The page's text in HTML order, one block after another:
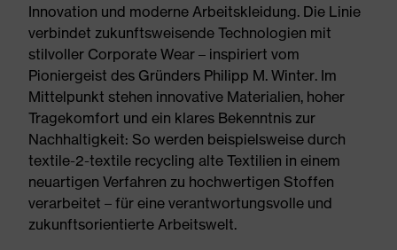
Innovation und moderne Arbeitskleidung. Die Linie
verbindet zukunftsweisende Technologien mit
stilvoller Corporate Wear – inspiriert vom
Pioniergeist des Gründers Philipp M. Winter. Im
Mittelpunkt stehen innovative Materialien, hoher
Tragekomfort und ein klares Bekenntnis zur
Nachhaltigkeit: So werden beispielsweise durch
textile-2-textile recycling alte Textilien in einem
neuartigen Verfahren zu hochwertigen Stoffen
verarbeitet – für eine verantwortungsvolle und
zukunftsorientierte Arbeitswelt.